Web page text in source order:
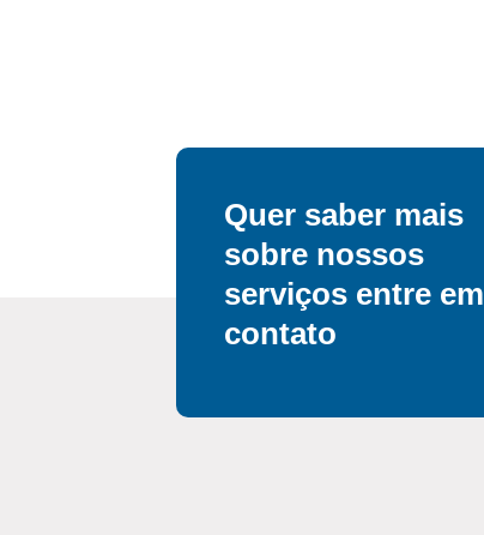
Quer saber mais
sobre nossos
serviços entre em
contato